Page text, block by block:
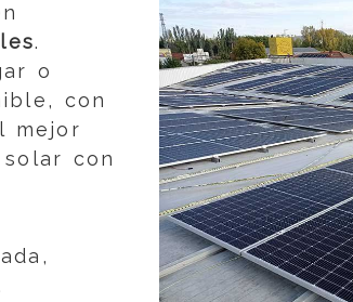
.
o
con
mejor
con